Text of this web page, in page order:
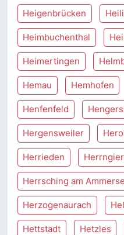
Heigenbrücken
Heimbuchenthal
Heimertingen
Hemau Hemhofen
Henfenfeld
Hergensweiler
Herrieden
Herrsching am
Herzogenaurach
Hettstadt Hetzles